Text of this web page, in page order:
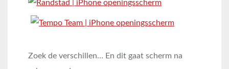
Zoek de verschillen… En dit gaat scherm na